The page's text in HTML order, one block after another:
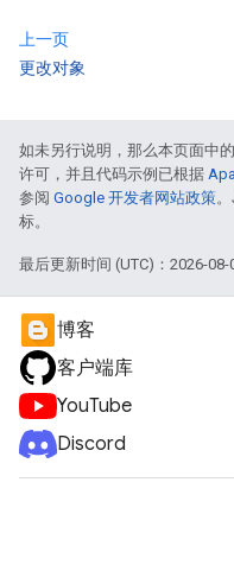
上一页
更改对象
如未另行说明，那么本页面中
许可，并且代码示例已根据
参阅 Google 开发者网站政策
标。
最后更新时间 (UTC)：2026-08-
博客
客户端库
YouTube
Discord